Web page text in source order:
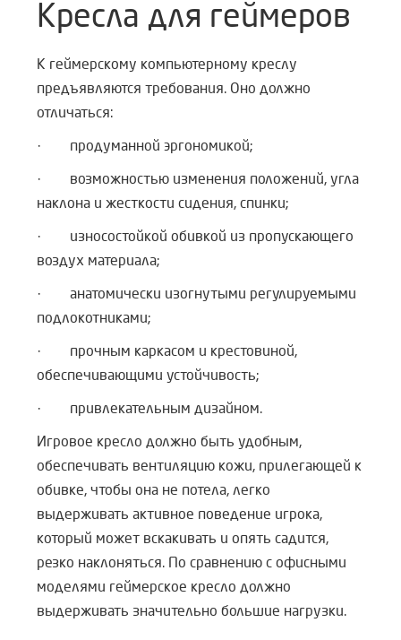
Кресла для геймеров
К геймерскому компьютерному креслу
предъявляются требования. Оно должно
отличаться:
· продуманной эргономикой;
· возможностью изменения положений, угла
наклона и жесткости сидения, спинки;
· износостойкой обивкой из пропускающего
воздух материала;
· анатомически изогнутыми регулируемыми
подлокотниками;
· прочным каркасом и крестовиной,
обеспечивающими устойчивость;
· привлекательным дизайном.
Игровое кресло должно быть удобным,
обеспечивать вентиляцию кожи, прилегающей к
обивке, чтобы она не потела, легко
выдерживать активное поведение игрока,
который может вскакивать и опять садится,
резко наклоняться. По сравнению с офисными
моделями геймерское кресло должно
выдерживать значительно большие нагрузки.